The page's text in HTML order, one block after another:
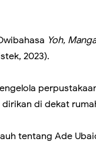
Yoh,
2023).
dirikan di dekat
tentang Ade